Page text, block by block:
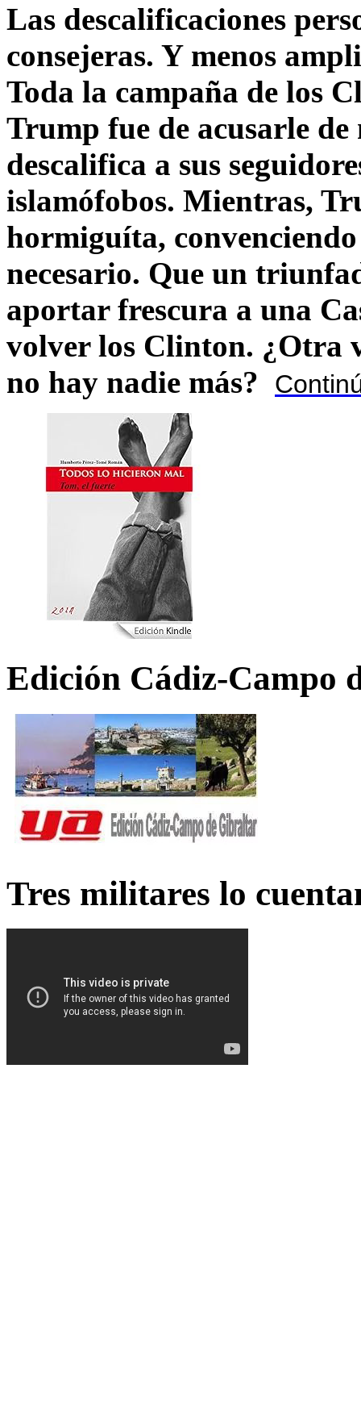
Las descalificaciones
consejeras. Y menos
Toda la campaña de los
Trump fue de acusarle
descalifica a sus
islamófobos. Mientras,
hormiguíta,
necesario. Que un
aportar frescura a una
volver los Clinton. ¿Otra
no hay nadie más?
Edición Cádiz-Campo
Tres militares lo